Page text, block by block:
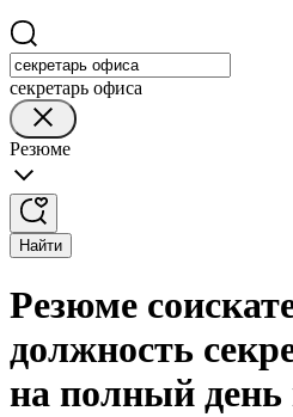
секретарь офиса
Резюме
Найти
Резюме
должность
на полный